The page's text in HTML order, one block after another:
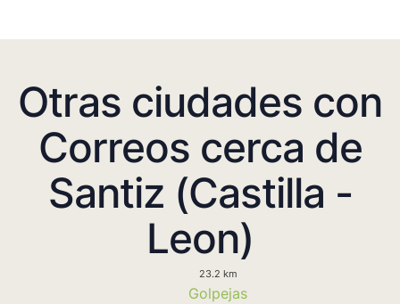
Otras ciudades con
Correos cerca de
Santiz (Castilla -
Leon)
23.2 km
Golpejas